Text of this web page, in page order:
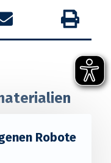
by email Drucken
Robote